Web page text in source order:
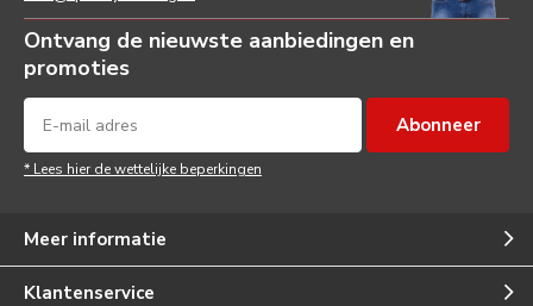
Ontvang de nieuwste aanbiedingen en
promoties
Abonneer
* Lees hier de wettelijke beperkingen
Meer informatie
Klantenservice